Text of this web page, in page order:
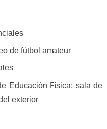
de fútbol amateur
Educación Física: sala de
exterior